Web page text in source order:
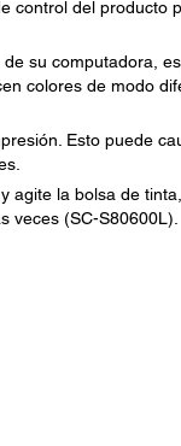
control del producto
su computadora,
colores de modo
Esto puede
agite la bolsa de
veces (SC-S80600L).